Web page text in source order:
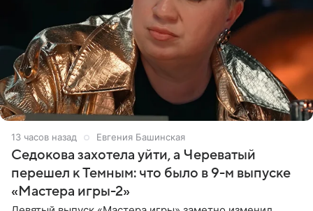
13 часов назад Евгения Башинская
Седокова захотела уйти, а Череватый
перешел к Темным: что было в 9-м выпуске
«Мастера игры-2»